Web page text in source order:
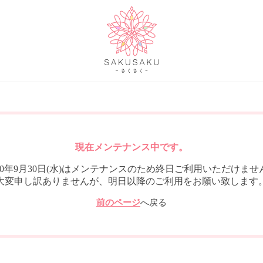
現在メンテナンス中です。
年9月30日(水)はメンテナンスのため終日ご利用いただけませ
変申し訳ありませんが、明日以降のご利用をお願い致します
前のページへ戻る